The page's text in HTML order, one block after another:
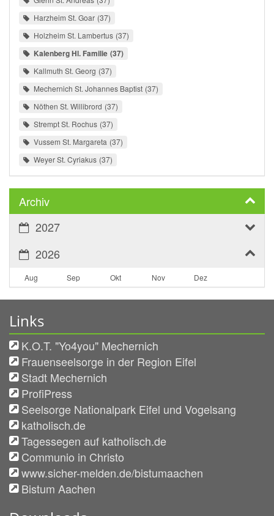
Harzheim St. Goar 37
Holzheim St. Lambertus 37
Kalenberg Hl. Familie 37
Kallmuth St. Georg 37
Mechernich St. Johannes Baptist 37
Nöthen St. Willibrord 37
Strempt St. Rochus 37
Vussem St. Margareta 37
Weyer St. Cyriakus 37
Archiv
2027
2026
Aug Sep Okt Nov Dez
Links
K.O.T. "Yo4you" Mechernich
Frauenseelsorge in der Region Eifel
Stadt Mechernich
ProfiPress
Seelsorge Nationalpark Eifel und Vogelsang
katholisch.de
Tagessegen auf katholisch.de
Communio in Christo
www.sicher-melden.de/bistumaachen
Bistum Aachen